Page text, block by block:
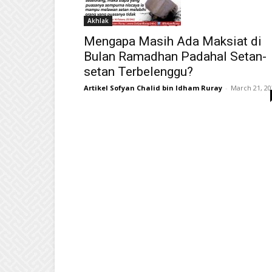
Akhlak
Mengapa Masih Ada Maksiat di
Bulan Ramadhan Padahal Setan-
setan Terbelenggu?
Artikel Sofyan Chalid bin Idham Ruray - March 21,